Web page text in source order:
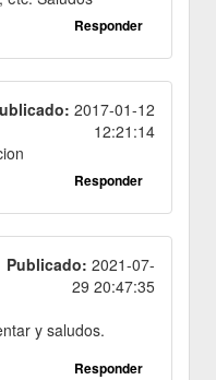
Responder
2017-01-12
12:21:14
Responder
Publicado: 2021-07-
29 20:47:35
y saludos.
Responder